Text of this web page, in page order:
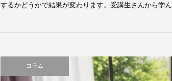
するかどうかで結果が変わります。受講生さんから学
コラム